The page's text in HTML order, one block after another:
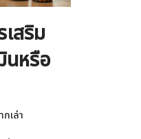
สริม
นหรือ
กเล่า